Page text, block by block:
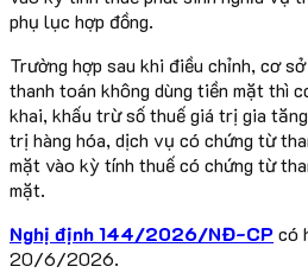
phụ lục hợp đồng.
Trường hợp sau khi điều chỉnh, cơ
thanh toán không dùng tiền mặt thì
khai, khấu trừ số thuế giá trị gia
trị hàng hóa, dịch vụ có chứng từ
mặt vào kỳ tính thuế có chứng từ
mặt.
Nghị định 144/2026/NĐ-CPcó
20/6/2026.